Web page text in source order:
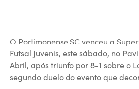
O Portimonense SC venceu a
Futsal Juvenis, este sábado, no
Abril, após triunfo por 8-1 sobre o
segundo duelo do evento que